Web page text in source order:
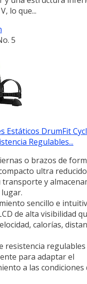
lo que...
5
Estáticos DrumFit
Regulables...
o brazos de
ultra
transporte y
sencillo e
de alta visibilidad
calorías,
resistencia regulables
para adaptar el
a las condiciones